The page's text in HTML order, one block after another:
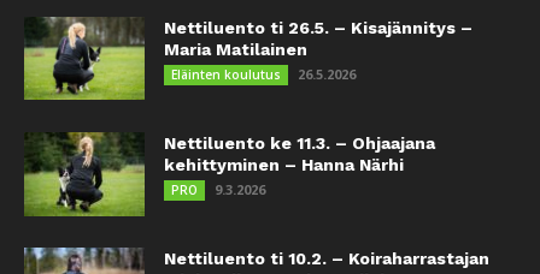
Nettiluento ti 26.5. – Kisajännitys –
Maria Matilainen
Eläinten koulutus 26.5.2026
Nettiluento ke 11.3. – Ohjaajana
kehittyminen – Hanna Närhi
PRO 9.3.2026
Nettiluento ti 10.2. – Koiraharrastajan